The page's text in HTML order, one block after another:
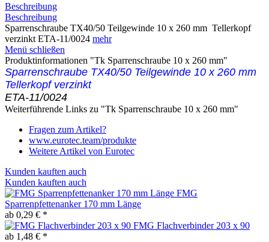
Beschreibung
Beschreibung
Sparrenschraube TX40/50 Teilgewinde 10 x 260 mm Tellerkopf
verzinkt ETA-11/0024 mehr
Menü schließen
Produktinformationen "Tk Sparrenschraube 10 x 260 mm"
Sparrenschraube TX40/50 Teilgewinde 10 x 260 mm
Tellerkopf verzinkt
ETA-11/0024
Weiterführende Links zu "Tk Sparrenschraube 10 x 260 mm"
Fragen zum Artikel?
www.eurotec.team/produkte
Weitere Artikel von Eurotec
Kunden kauften auch
Kunden kauften auch
FMG
Sparrenpfettenanker 170 mm Länge
ab 0,29 € *
FMG Flachverbinder 203 x 90
ab 1,48 € *